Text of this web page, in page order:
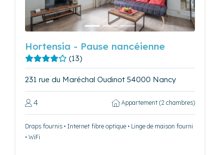
Hortensia - Pause nancéienne
(13)
231 rue du Maréchal Oudinot 54000 Nancy
4 Appartement (2 chambres)
Draps fournis • Internet fibre optique • Linge de maison fourni
• WiFi